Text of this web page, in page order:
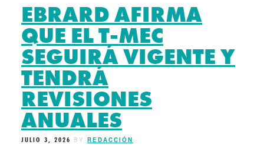
EBRARD AFIRMA
QUE EL T-MEC
SEGUIRÁ VIGENTE Y
TENDRÁ
REVISIONES
ANUALES
JULIO 3, 2026 BY REDACCIÓN